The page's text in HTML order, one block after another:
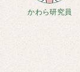
かわら研究員